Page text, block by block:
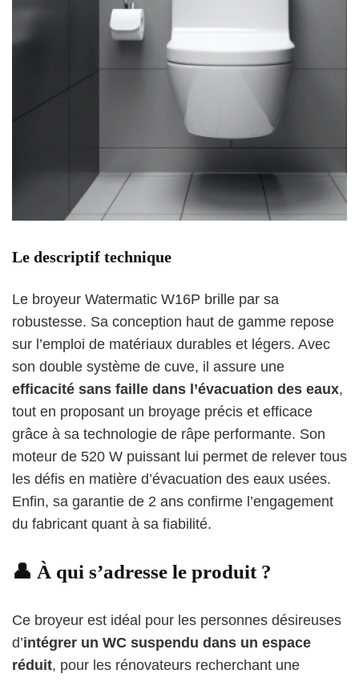
Le descriptif technique
Le broyeur Watermatic W16P brille par sa
robustesse. Sa conception haut de gamme repose
sur l’emploi de matériaux durables et légers. Avec
son double système de cuve, il assure une
efficacité sans faille dans l’évacuation des eaux,
tout en proposant un broyage précis et efficace
grâce à sa technologie de râpe performante. Son
moteur de 520 W puissant lui permet de relever tous
les défis en matière d’évacuation des eaux usées.
Enfin, sa garantie de 2 ans confirme l’engagement
du fabricant quant à sa fiabilité.
👤 À qui s’adresse le produit ?
Ce broyeur est idéal pour les personnes désireuses
d’intégrer un WC suspendu dans un espace
réduit, pour les rénovateurs recherchant une